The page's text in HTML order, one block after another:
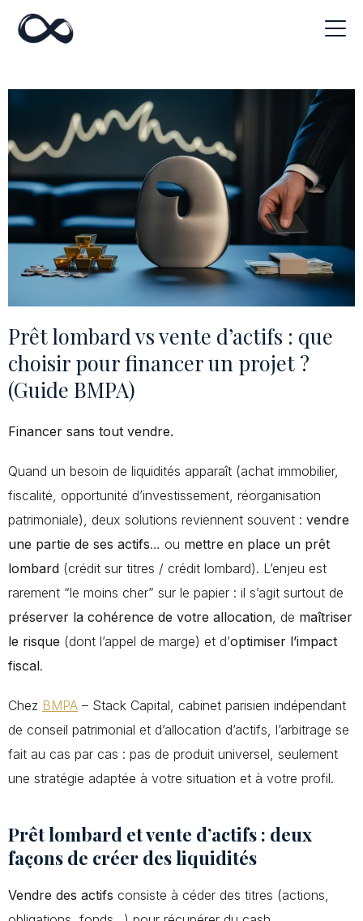
Prêt lombard vs vente d’actifs : que
choisir pour financer un projet ?
(Guide BMPA)
Financer sans tout vendre.
Quand un besoin de liquidités apparaît (achat immobilier,
fiscalité, opportunité d’investissement, réorganisation
patrimoniale), deux solutions reviennent souvent : vendre
une partie de ses actifs… ou mettre en place un prêt
lombard (crédit sur titres / crédit lombard). L’enjeu est
rarement “le moins cher” sur le papier : il s’agit surtout de
préserver la cohérence de votre allocation , de maîtriser
le risque (dont l’appel de marge) et d’optimiser l’impact
fiscal.
Chez BMPA – Stack Capital, cabinet parisien indépendant
de conseil patrimonial et d’allocation d’actifs, l’arbitrage se
fait au cas par cas : pas de produit universel, seulement
une stratégie adaptée à votre situation et à votre profil.
Prêt lombard et vente d’actifs : deux
façons de créer des liquidités
Vendre des actifs consiste à céder des titres (actions,